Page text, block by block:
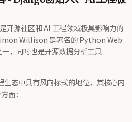
是开源社区和 AI 工程领域极具影响力的
Willison 是著名的 Python Web
一，同时也是开源数据分析工具
生态中具有风向标式的地位，其核心内
面：